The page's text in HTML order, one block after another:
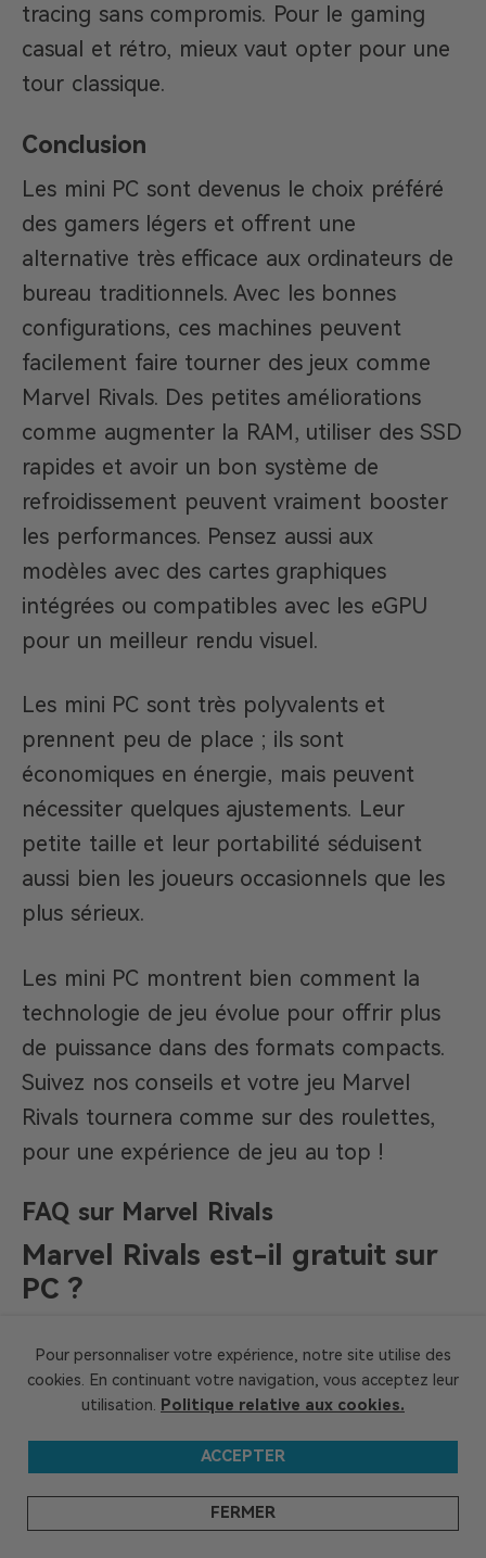
tracing sans compromis. Pour le gaming
casual et rétro, mieux vaut opter pour une
tour classique.
Conclusion
Les mini PC sont devenus le choix préféré
des gamers légers et offrent une
alternative très efficace aux ordinateurs de
bureau traditionnels. Avec les bonnes
configurations, ces machines peuvent
facilement faire tourner des jeux comme
Marvel Rivals. Des petites améliorations
comme augmenter la RAM, utiliser des SSD
rapides et avoir un bon système de
refroidissement peuvent vraiment booster
les performances. Pensez aussi aux
modèles avec des cartes graphiques
intégrées ou compatibles avec les eGPU
pour un meilleur rendu visuel.
Les mini PC sont très polyvalents et
prennent peu de place ; ils sont
économiques en énergie, mais peuvent
nécessiter quelques ajustements. Leur
petite taille et leur portabilité séduisent
aussi bien les joueurs occasionnels que les
plus sérieux.
Les mini PC montrent bien comment la
technologie de jeu évolue pour offrir plus
de puissance dans des formats compacts.
Suivez nos conseils et votre jeu Marvel
Rivals tournera comme sur des roulettes,
pour une expérience de jeu au top !
FAQ sur Marvel Rivals
Marvel Rivals est-il gratuit sur
PC ?
pouvez jouer avec vos amis sur PS5 ou
Xbox Series X/S sans problème. Pour bien
jouer sur PC, il faut au moins Windows 10,
16 Go de RAM et une carte graphique GTX
1060. Si vous avez une RTX 2060 SUPER et
Pour personnaliser votre expérience, notre site utilise des
cookies. En continuant votre navigation, vous acceptez leur
utilisation. Politique relative aux cookies.
ACCEPTER
FERMER